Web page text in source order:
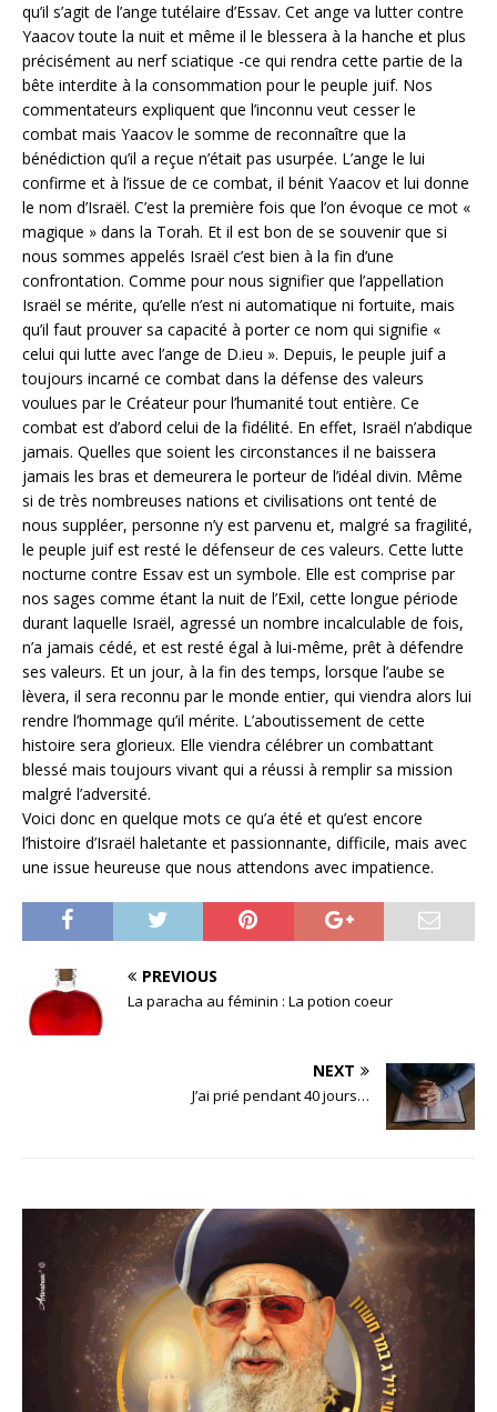
qu’il s’agit de l’ange tutélaire d’Essav. Cet ange va lutter contre
Yaacov toute la nuit et même il le blessera à la hanche et plus
précisément au nerf sciatique -ce qui rendra cette partie de la
bête interdite à la consommation pour le peuple juif. Nos
commentateurs expliquent que l’inconnu veut cesser le
combat mais Yaacov le somme de reconnaître que la
bénédiction qu’il a reçue n’était pas usurpée. L’ange le lui
confirme et à l’issue de ce combat, il bénit Yaacov et lui donne
le nom d’Israël. C’est la première fois que l’on évoque ce mot «
magique » dans la Torah. Et il est bon de se souvenir que si
nous sommes appelés Israël c’est bien à la fin d’une
confrontation. Comme pour nous signifier que l’appellation
Israël se mérite, qu’elle n’est ni automatique ni fortuite, mais
qu’il faut prouver sa capacité à porter ce nom qui signifie «
celui qui lutte avec l’ange de D.ieu ». Depuis, le peuple juif a
toujours incarné ce combat dans la défense des valeurs
voulues par le Créateur pour l’humanité tout entière. Ce
combat est d’abord celui de la fidélité. En effet, Israël n’abdique
jamais. Quelles que soient les circonstances il ne baissera
jamais les bras et demeurera le porteur de l’idéal divin. Même
si de très nombreuses nations et civilisations ont tenté de
nous suppléer, personne n’y est parvenu et, malgré sa fragilité,
le peuple juif est resté le défenseur de ces valeurs. Cette lutte
nocturne contre Essav est un symbole. Elle est comprise par
nos sages comme étant la nuit de l’Exil, cette longue période
durant laquelle Israël, agressé un nombre incalculable de fois,
n’a jamais cédé, et est resté égal à lui-même, prêt à défendre
ses valeurs. Et un jour, à la fin des temps, lorsque l’aube se
lèvera, il sera reconnu par le monde entier, qui viendra alors lui
rendre l’hommage qu’il mérite. L’aboutissement de cette
histoire sera glorieux. Elle viendra célébrer un combattant
blessé mais toujours vivant qui a réussi à remplir sa mission
malgré l’adversité.
Voici donc en quelque mots ce qu’a été et qu’est encore
l’histoire d’Israël haletante et passionnante, difficile, mais avec
une issue heureuse que nous attendons avec impatience.
PREVIOUS
La paracha au féminin : La potion coeur
NEXT
J’ai prié pendant 40 jours…